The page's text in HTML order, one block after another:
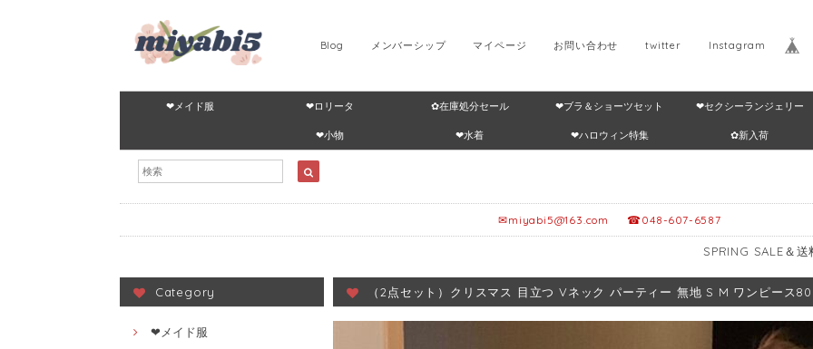
Instagram
twitter
お問い合わせ
マイページ
メンバーシップ
Blog
返品・交換につ
Home
❤メイド服 ❤ロリータ ✿在庫処分セール ❤ブラ＆ショーツセット ❤セクシーランジェリー
❤小物 ❤水着 ❤ハロウィン特集 ✿新入荷
✉miyabi5@163.com ☎048-607-6587
SPRING SALE＆送料無料
Category
❤メイド服
（2点セット）クリスマス 目立つ Vネック パーティー 無地 S M ワンピース